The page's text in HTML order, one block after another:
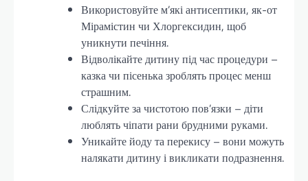
Використовуйте м’які антисептики, як-от
Мірамістин чи Хлоргексидин, щоб
уникнути печіння.
Відволікайте дитину під час процедури –
казка чи пісенька зроблять процес менш
страшним.
Слідкуйте за чистотою пов’язки – діти
люблять чіпати рани брудними руками.
Уникайте йоду та перекису – вони можуть
налякати дитину і викликати подразнення.